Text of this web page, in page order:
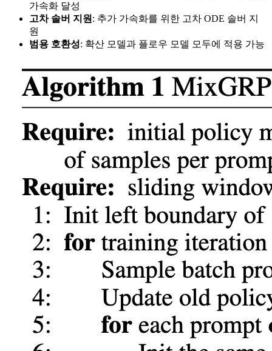
가속화 달성
고차 솔버 지원 : 추가 가속화를 위한 고차 ODE 솔버 지
원
범용 호환성: 확산 모델과 플로우 모델 모두에 적용 가능